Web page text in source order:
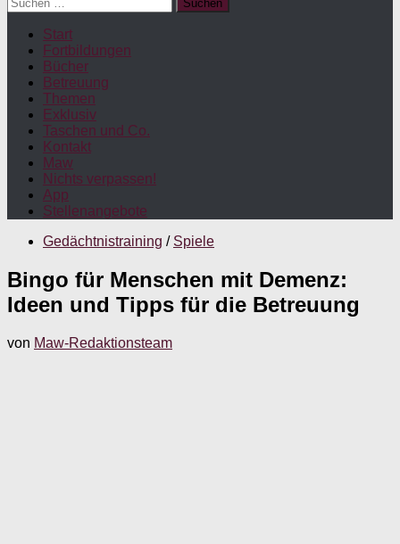
nach:
Start
Fortbildungen
Bücher
Betreuung
Themen
Exklusiv
Taschen und Co.
Kontakt
Maw
Nichts verpassen!
App
Stellenangebote
Gedächtnistraining / Spiele
Bingo für Menschen mit Demenz:
Ideen und Tipps für die Betreuung
von Maw-Redaktionsteam